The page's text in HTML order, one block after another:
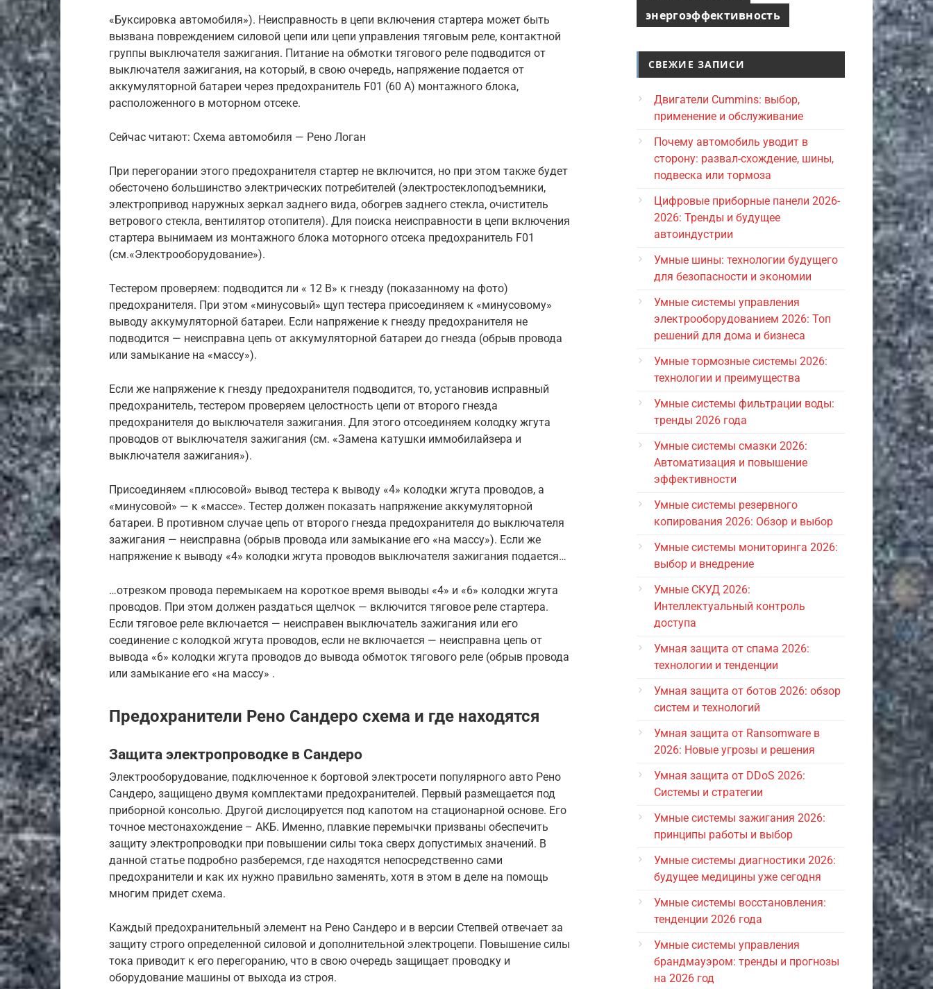
«Буксировка автомобиля»). Неисправность в цепи включения стартера может быть
вызвана повреждением силовой цепи или цепи управления тяговым реле, контактной
группы выключателя зажигания. Питание на обмотки тягового реле подводится от
выключателя зажигания, на который, в свою очередь, напряжение подается от
аккумуляторной батареи через предохранитель F01 (60 А) монтажного блока,
расположенного в моторном отсеке.
Сейчас читают: Схема автомобиля — Рено Логан
При перегорании этого предохранителя стартер не включится, но при этом также будет
обесточено большинство электрических потребителей (электростеклоподъемники,
электропривод наружных зеркал заднего вида, обогрев заднего стекла, очиститель
ветрового стекла, вентилятор отопителя). Для поиска неисправности в цепи включения
стартера вынимаем из монтажного блока моторного отсека предохранитель F01
(см.«Электрооборудование»).
Тестером проверяем: подводится ли « 12 В» к гнезду (показанному на фото)
предохранителя. При этом «минусовый» щуп тестера присоединяем к «минусовому»
выводу аккумуляторной батареи. Если напряжение к гнезду предохранителя не
подводится — неисправна цепь от аккумуляторной батареи до гнезда (обрыв провода
или замыкание на «массу»).
Если же напряжение к гнезду предохранителя подводится, то, установив исправный
предохранитель, тестером проверяем целостность цепи от второго гнезда
предохранителя до выключателя зажигания. Для этого отсоединяем колодку жгута
проводов от выключателя зажигания (см. «Замена катушки иммобилайзера и
выключателя зажигания»).
Присоединяем «плюсовой» вывод тестера к выводу «4» колодки жгута проводов, а
«минусовой» — к «массе». Тестер должен показать напряжение аккумуляторной
батареи. В противном случае цепь от второго гнезда предохранителя до выключателя
зажигания — неисправна (обрыв провода или замыкание его «на массу»). Если же
напряжение к выводу «4» колодки жгута проводов выключателя зажигания подается…
…отрезком провода перемыкаем на короткое время выводы «4» и «6» колодки жгута
проводов. При этом должен раздаться щелчок — включится тяговое реле стартера.
Если тяговое реле включается — неисправен выключатель зажигания или его
соединение с колодкой жгута проводов, если не включается — неисправна цепь от
вывода «6» колодки жгута проводов до вывода обмоток тягового реле (обрыв провода
или замыкание его «на массу» .
Предохранители Рено Сандеро схема и где находятся
Защита электропроводке в Сандеро
Электрооборудование, подключенное к бортовой электросети популярного авто Рено
Сандеро, защищено двумя комплектами предохранителей. Первый размещается под
приборной консолью. Другой дислоцируется под капотом на стационарной основе. Его
точное местонахождение – АКБ. Именно, плавкие перемычки призваны обеспечить
защиту электропроводки при повышении силы тока сверх допустимых значений. В
данной статье подробно разберемся, где находятся непосредственно сами
предохранители и как их нужно правильно заменять, хотя в этом в деле на помощь
многим придет схема.
Каждый предохранительный элемент на Рено Сандеро и в версии Степвей отвечает за
защиту строго определенной силовой и дополнительной электроцепи. Повышение силы
тока приводит к его перегоранию, что в свою очередь защищает проводку и
оборудование машины от выхода из строя.
энергоэффективность
СВЕЖИЕ ЗАПИСИ
Двигатели Cummins: выбор,
применение и обслуживание
Почему автомобиль уводит в
сторону: развал-схождение, шины,
подвеска или тормоза
Цифровые приборные панели 2026-
2026: Тренды и будущее
автоиндустрии
Умные шины: технологии будущего
для безопасности и экономии
Умные системы управления
электрооборудованием 2026: Топ
решений для дома и бизнеса
Умные тормозные системы 2026:
технологии и преимущества
Умные системы фильтрации воды:
тренды 2026 года
Умные системы смазки 2026:
Автоматизация и повышение
эффективности
Умные системы резервного
копирования 2026: Обзор и выбор
Умные системы мониторинга 2026:
выбор и внедрение
Умные СКУД 2026:
Интеллектуальный контроль
доступа
Умная защита от спама 2026:
технологии и тенденции
Умная защита от ботов 2026: обзор
систем и технологий
Умная защита от Ransomware в
2026: Новые угрозы и решения
Умная защита от DDoS 2026:
Системы и стратегии
Умные системы зажигания 2026:
принципы работы и выбор
Умные системы диагностики 2026:
будущее медицины уже сегодня
Умные системы восстановления:
тенденции 2026 года
Умные системы управления
брандмауэром: тренды и прогнозы
на 2026 год